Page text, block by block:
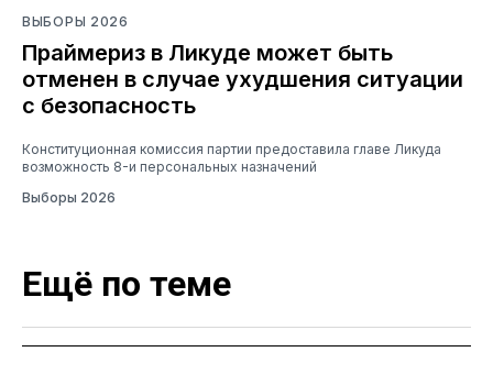
ВЫБОРЫ 2026
Праймериз в Ликуде может быть
отменен в случае ухудшения ситуации
с безопасность
Конституционная комиссия партии предоставила главе Ликуда
возможность 8-и персональных назначений
Выборы 2026
Ещё по теме